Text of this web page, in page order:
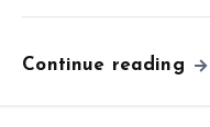
Continue reading